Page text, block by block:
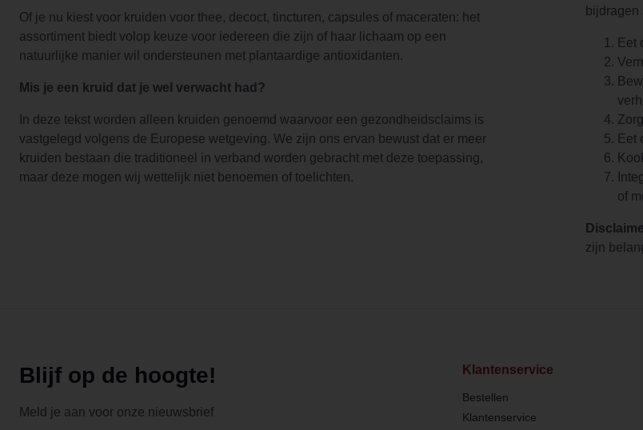
Of je nu kiest voor kruiden voor thee, decoct, tincturen, capsules of maceraten: het
assortiment biedt volop keuze voor iedereen die zijn of haar lichaam op een
natuurlijke manier wil ondersteunen met plantaardige antioxidanten.
Mis je een kruid dat je wel verwacht had?
In deze tekst worden alleen kruiden genoemd waarvoor een gezondheidsclaims is
vastgelegd volgens de Europese wetgeving. We zijn ons ervan bewust dat er meer
kruiden bestaan die traditioneel in verband worden gebracht met deze toepassing,
maar deze mogen wij wettelijk niet benoemen of toelichten.
Eet
Eet
of
zijn
Blijf op de hoogte!
Meld je aan voor onze nieuwsbrief
Klantenservice
Bestellen
Klantenservice